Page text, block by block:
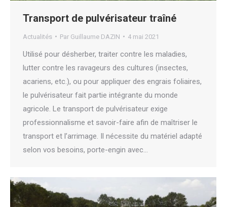
Transport de pulvérisateur traîné
Actualités Par Guillaume DAZIN 4 mai 2021
Utilisé pour désherber, traiter contre les maladies,
lutter contre les ravageurs des cultures (insectes,
acariens, etc.), ou pour appliquer des engrais foliaires,
le pulvérisateur fait partie intégrante du monde
agricole. Le transport de pulvérisateur exige
professionnalisme et savoir-faire afin de maîtriser le
transport et l’arrimage. Il nécessite du matériel adapté
selon vos besoins, porte-engin avec…